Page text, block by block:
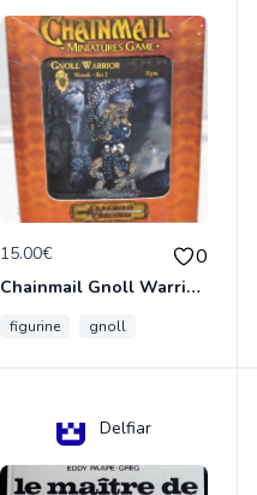
15.00€ 0
Chainmail Gnoll Warrior Dungeons & Dragons
figurine gnoll
Delfiar